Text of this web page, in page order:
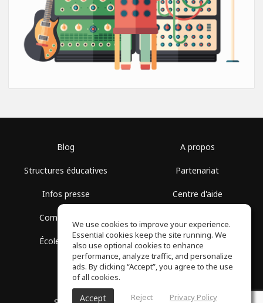
Blog
Structures éducatives
Infos presse
Communauté
École gratuite
A propos
Partenariat
Centre d'aide
Politique de confidentialité
We use cookies to improve your experience.
Essential cookies keep the site running. We
also use optional cookies to enhance
performance, analyze traffic, and personalize
ads. By clicking “Accept”, you agree to the use
of all cookies.
Accept Reject Privacy Policy